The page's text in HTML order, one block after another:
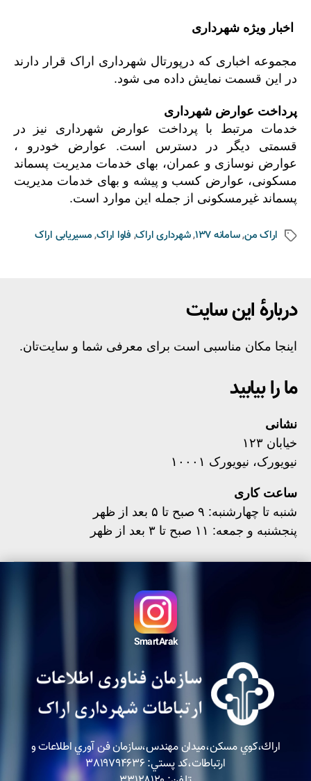
اخبار ویژه شهرداری
مجموعه اخباری که درپورتال شهرداری اراک قرار دارند
در این قسمت نمایش داده می شود.
پرداخت عوارض شهرداری
خدمات مرتبط با پرداخت عوارض شهرداری نیز در
قسمتی دیگر در دسترس است. عوارض خودرو ،
عوارض نوسازی و عمران، بهای خدمات مدیریت پسماند
مسکونی، عوارض کسب و پیشه و بهای خدمات مدیریت
پسماند غیرمسکونی از جمله این موارد است.
اراک من,سامانه 137 ,شهرداری اراک, فاوا اراک,مسیریابی اراک
دربارهٔ این سایت
اینجا مکان مناسبی است برای معرفی شما و سایت‌تان.
ما را بیابید
نشانی
خیابان ۱۲۳
نیویورک، نیویورک ۱۰۰۰۱
ساعت کاری
شنبه تا چهارشنبه: ۹ صبح تا ۵ بعد از ظهر
پنجشنبه و جمعه: ۱۱ صبح تا ۳ بعد از ظهر
SmartArak
اراك،كوي مسكن،ميدان مهندس،سازمان فن آوري اطلاعات و
ارتباطات،كد پستي: ٣٨١٩٧٩٤٦٣٦